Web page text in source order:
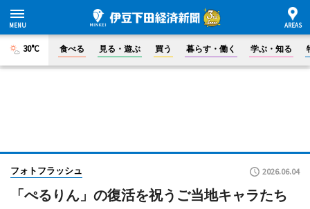
30°C 食べる 見る・遊ぶ 買う 暮らす・働く 学ぶ・知る
フォトフラッシュ 2026.06.04
「ぺるりん」の復活を祝うご当地キャラたち